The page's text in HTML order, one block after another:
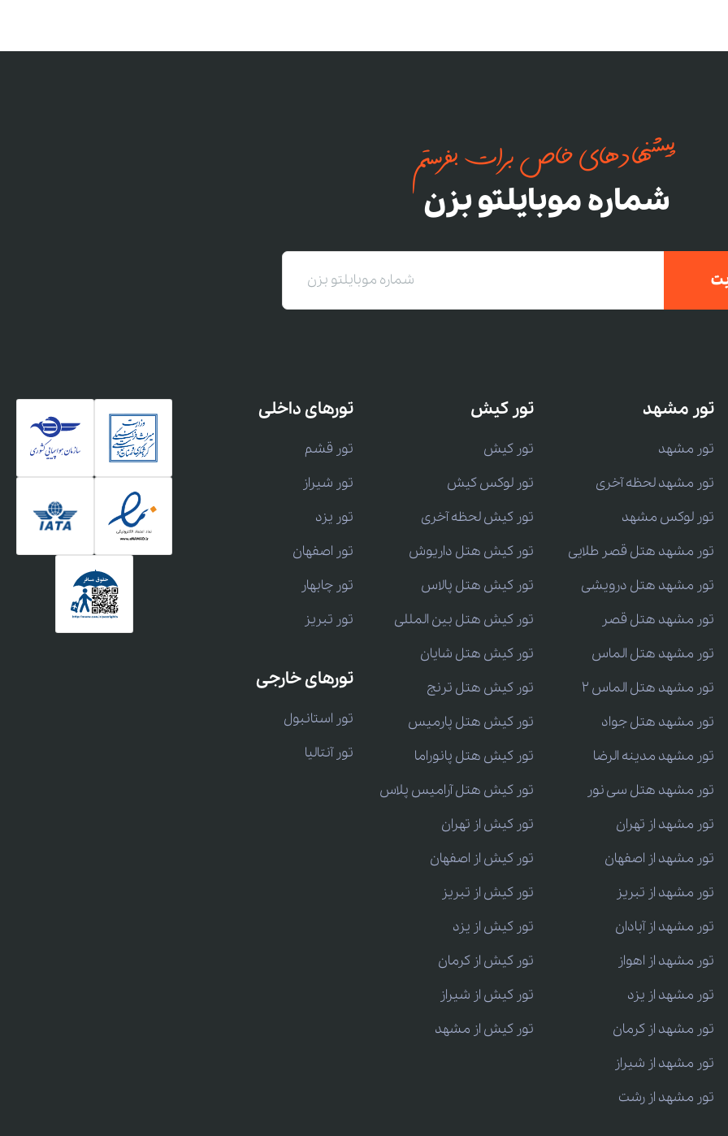
پیشنهادهای خاص برات بفرستم
شماره موبایلتو بزن
تور مشهد
تور مشهد
تور مشهد لحظه آخری
تور لوکس مشهد
تور مشهد هتل قصر طلایی
تور مشهد هتل درویشی
تور مشهد هتل قصر
تور مشهد هتل الماس
تور مشهد هتل الماس 2
تور مشهد هتل جواد
تور مشهد مدینه الرضا
تور مشهد هتل سی نور
تور مشهد از تهران
تور مشهد از اصفهان
تور مشهد از تبریز
تور مشهد از آبادان
تور مشهد از اهواز
تور مشهد از یزد
تور مشهد از کرمان
تور مشهد از شیراز
تور مشهد از رشت
تور کیش
تور کیش
تور لوکس کیش
تور کیش لحظه آخری
تور کیش هتل داریوش
تور کیش هتل پالاس
تور کیش هتل بین المللی
تور کیش هتل شایان
تور کیش هتل ترنج
تور کیش هتل پارمیس
تور کیش هتل پانوراما
تور کیش هتل آرامیس پلاس
تور کیش از تهران
تور کیش از اصفهان
تور کیش از تبریز
تور کیش از یزد
تور کیش از کرمان
تور کیش از شیراز
تور کیش از مشهد
تورهای داخلی
تور قشم
تور شیراز
تور یزد
تور اصفهان
تور چابهار
تور تبریز
تورهای خارجی
تور استانبول
تور آنتالیا